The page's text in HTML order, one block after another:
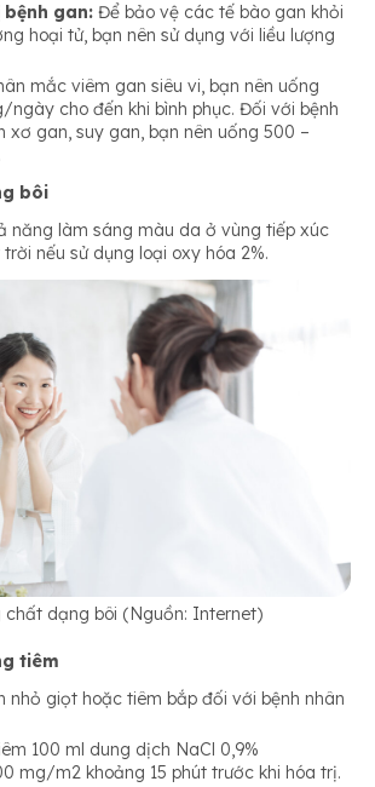
bệnh gan: Để bảo vệ các tế bào gan khỏi
hoại tử, bạn nên sử dụng với liều lượng
mắc viêm gan siêu vi, bạn nên uống
ngày cho đến khi bình phục. Đối với bệnh
xơ gan, suy gan, bạn nên uống 500 –
bôi
năng làm sáng màu da ở vùng tiếp xúc
nếu sử dụng loại oxy hóa 2%.
chất dạng bôi (Nguồn: Internet)
tiêm
nhỏ giọt hoặc tiêm bắp đối với bệnh nhân
100 ml dung dịch NaCl 0,9%
mg/m2 khoảng 15 phút trước khi hóa trị.